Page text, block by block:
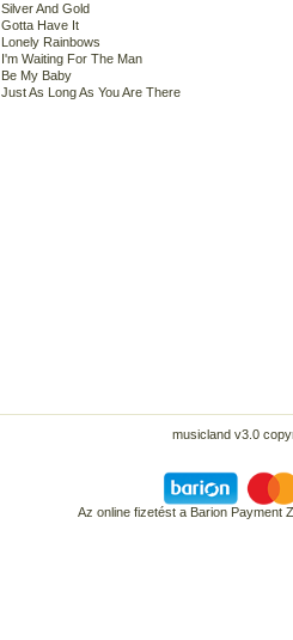
Silver And Gold
Gotta Have It
Lonely Rainbows
I'm Waiting For The Man
Be My Baby
Just As Long As You Are There
musicland v3.0
Az online fizetést a Barion Payment